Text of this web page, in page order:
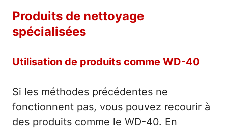
Produits de nettoyage
spécialisées
Utilisation de produits comme WD-40
Si les méthodes précédentes ne
fonctionnent pas, vous pouvez recourir à
des produits comme le WD-40. En